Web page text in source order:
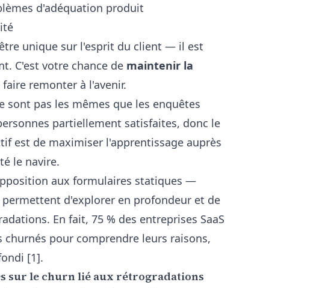
d'adéquation produit
unique sur l'esprit du client — il est
C'est votre chance de maintenir la
remonter à l'avenir.
sont pas les mêmes que les enquêtes
partiellement satisfaites, donc le
est de maximiser l'apprentissage auprès
le navire.
aux formulaires statiques —
d'explorer en profondeur et de
En fait, 75 % des entreprises SaaS
pour comprendre leurs raisons,
[1].
sur le churn lié aux rétrogradations